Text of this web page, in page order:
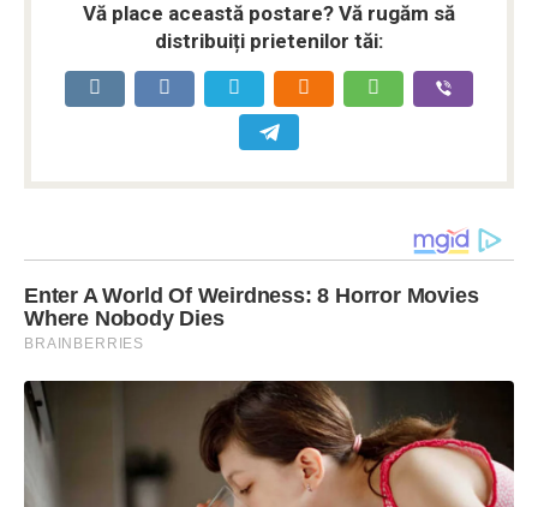
Vă place această postare? Vă rugăm să
distribuiți prietenilor tăi: